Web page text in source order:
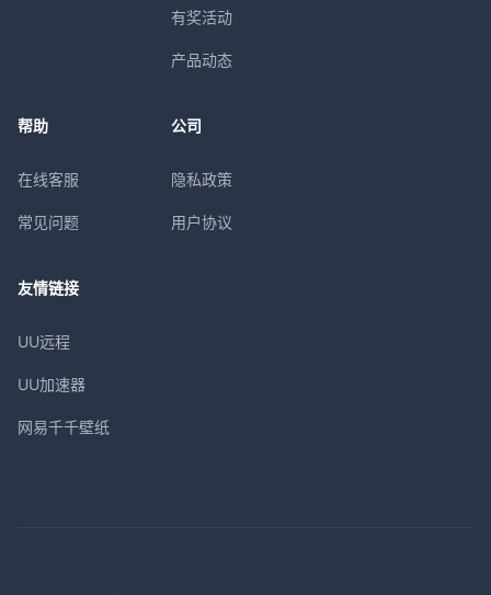
有奖活动
产品动态
帮助
在线客服
常见问题
公司
隐私政策
用户协议
友情链接
UU远程
UU加速器
网易千千壁纸